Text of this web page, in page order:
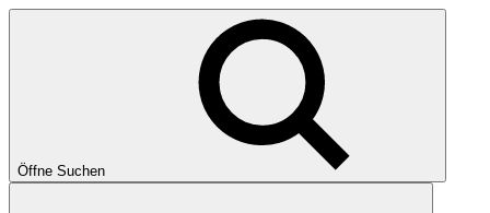
Öffne Suchen